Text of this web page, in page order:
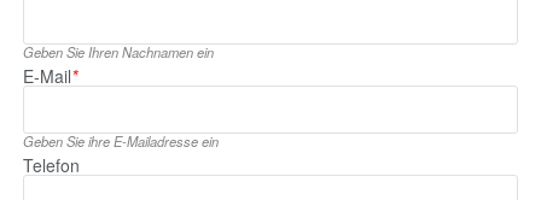
Geben Sie Ihren Nachnamen ein
E‑Mail*
Geben Sie ihre E‑Mailadresse ein
Telefon